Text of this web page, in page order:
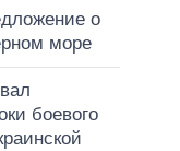
о
море
боевого